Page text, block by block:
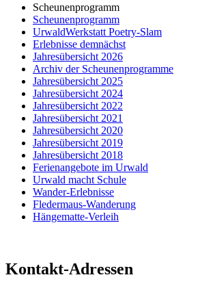
Scheunenprogramm
Scheunenprogramm
UrwaldWerkstatt Poetry-Slam
Erlebnisse demnächst
Jahresübersicht 2026
Archiv der Scheunenprogramme
Jahresübersicht 2025
Jahresübersicht 2024
Jahresübersicht 2022
Jahresübersicht 2021
Jahresübersicht 2020
Jahresübersicht 2019
Jahresübersicht 2018
Ferienangebote im Urwald
Urwald macht Schule
Wander-Erlebnisse
Fledermaus-Wanderung
Hängematte-Verleih
Kontakt-Adressen